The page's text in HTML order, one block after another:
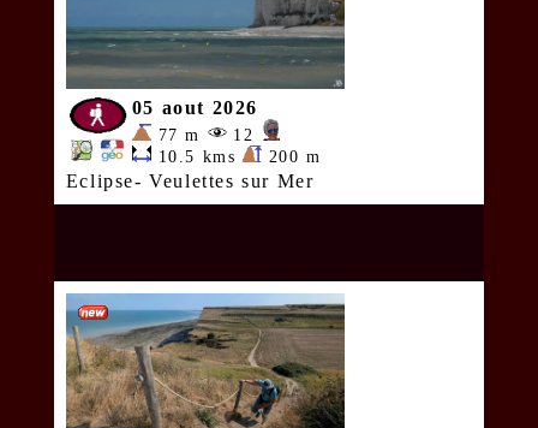
05 aout 2026
77 m
12
10.5 kms
200 m
Eclipse- Veulettes sur Mer